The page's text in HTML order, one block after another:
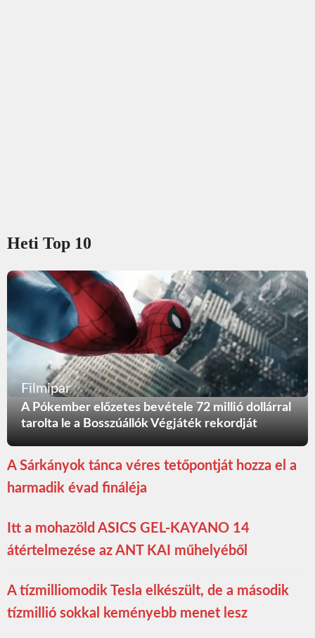
Heti Top 10
Filmipar
A Pókember előzetes bevétele 72 millió dollárral
tarolta le a Bosszúállók Végjáték rekordját
A Sárkányok tánca véres tetőpontját hozza el a
harmadik évad fináléja
Itt a mohazöld ASICS GEL-KAYANO 14
átértelmezése az ANT KAI műhelyéből
A tízmilliomodik Tesla elkészült, de a második
tízmillió sokkal keményebb menet lesz